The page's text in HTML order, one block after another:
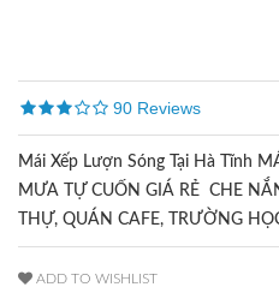
90 Reviews
Mái Xếp Lượn Sóng Tại Hà Tĩnh
MƯA TỰ CUỐN GIÁ RẺ CHE
THỰ, QUÁN CAFE, TRƯỜNG
ADD TO WISHLIST